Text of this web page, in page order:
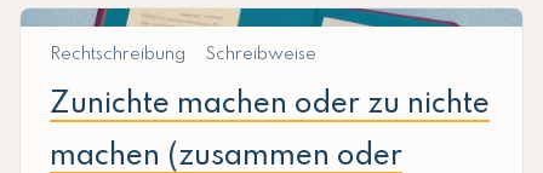
Rechtschreibung Schreibweise
Zunichte machen oder zu nichte
machen (zusammen oder